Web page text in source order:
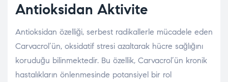
Antioksidan Aktivite
Antioksidan özelliği, serbest radikallerle mücadele eden
Carvacrol’ün, oksidatif stresi azaltarak hücre sağlığını
koruduğu bilinmektedir. Bu özellik, Carvacrol’ün kronik
hastalıkların önlenmesinde potansiyel bir rol